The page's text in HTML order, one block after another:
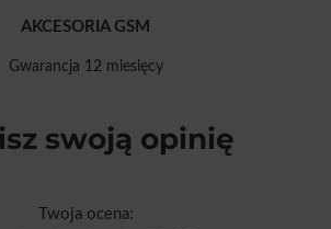
AKCESORIA GSM
Gwarancja 12 miesięcy
swoją opinię
Twoja ocena: